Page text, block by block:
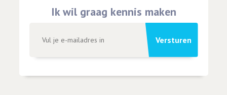
Ik wil graag kennis maken
Versturen